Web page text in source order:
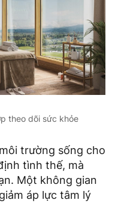
theo dõi sức khỏe
trường sống cho
tình thế, mà
Một không gian
áp lực tâm lý